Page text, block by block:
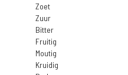
Zoet
Zuur
Bitter
Fruitig
Moutig
Kruidig